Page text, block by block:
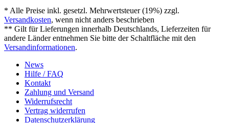
* Alle Preise inkl. gesetzl. Mehrwertsteuer (19%) zzgl.
Versandkosten, wenn nicht anders beschrieben
** Gilt für Lieferungen innerhalb Deutschlands, Lieferzeiten für
andere Länder entnehmen Sie bitte der Schaltfläche mit den
Versandinformationen.
News
Hilfe / FAQ
Kontakt
Zahlung und Versand
Widerrufsrecht
Vertrag widerrufen
Datenschutzerklärung